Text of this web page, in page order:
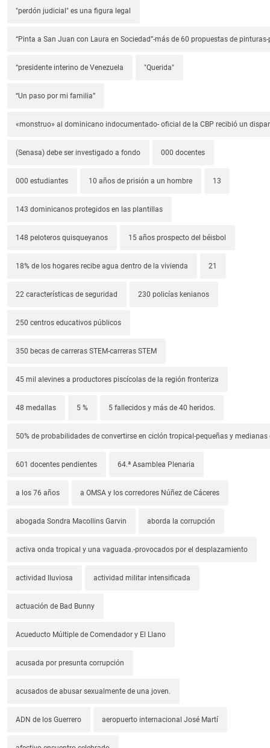
"perdón judicial" es una figura legal
“Pinta a San Juan con Laura en Sociedad”-más de 60 propuestas de
“presidente interino de Venezuela "Querida"
“Un paso por mi familia”
«monstruo» al dominicano indocumentado- oficial de la CBP recibió un
(Senasa) debe ser investigado a fondo 000 docentes
000 estudiantes 10 años de prisión a un hombre 13
143 dominicanos protegidos en las plantillas
148 peloteros quisqueyanos 15 años prospecto del béisbol
18% de los hogares recibe agua dentro de la vivienda 21
22 características de seguridad 230 policías kenianos
250 centros educativos públicos
350 becas de carreras STEM-carreras STEM
45 mil alevines a productores piscícolas de la región fronteriza
48 medallas 5 % 5 fallecidos y más de 40 heridos.
50% de probabilidades de convertirse en ciclón tropical-pequeñas y
601 docentes pendientes 64.ª Asamblea Plenaria
a los 76 años a OMSA y los corredores Núñez de Cáceres
abogada Sondra Macollins Garvin aborda la corrupción
activa onda tropical y una vaguada.-provocados por el desplazamiento
actividad lluviosa actividad militar intensificada
actuación de Bad Bunny
Acueducto Múltiple de Comendador y El Llano
acusada por presunta corrupción
acusados de abusar sexualmente de una joven.
ADN de los Guerrero aeropuerto internacional José Martí